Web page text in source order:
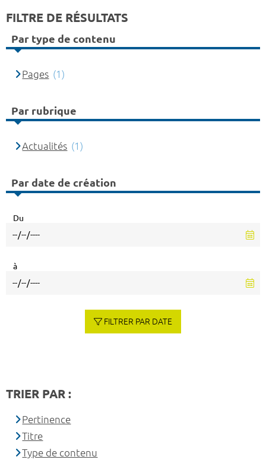
FILTRE DE RÉSULTATS
Par type de contenu
Pages (1)
Par rubrique
Actualités (1)
Par date de création
Du
à
FILTRER PAR DATE
TRIER PAR :
Pertinence
Titre
Type de contenu